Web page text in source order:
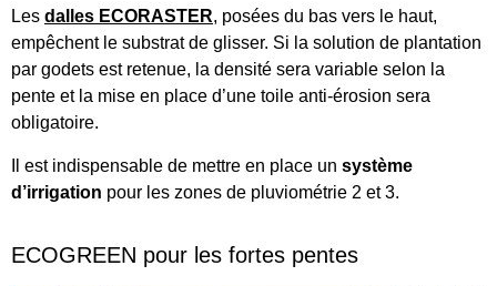
Les dalles ECORASTER, posées du bas vers le haut,
empêchent le substrat de glisser. Si la solution de plantation
par godets est retenue, la densité sera variable selon la
pente et la mise en place d’une toile anti-érosion sera
obligatoire.
Il est indispensable de mettre en place un système
d’irrigation pour les zones de pluviométrie 2 et 3.
ECOGREEN pour les fortes pentes